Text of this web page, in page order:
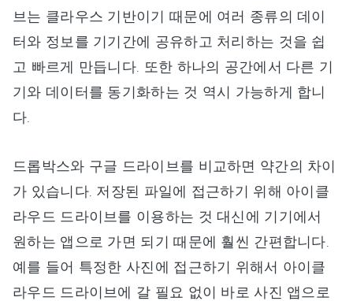
브는 클라우스 기반이기 때문에 여러 종류의 데이
터와 정보를 기기간에 공유하고 처리하는 것을 쉽
고 빠르게 만듭니다. 또한 하나의 공간에서 다른 기
기와 데이터를 동기화하는 것 역시 가능하게 합니
다.
드롭박스와 구글 드라이브를 비교하면 약간의 차이
가 있습니다. 저장된 파일에 접근하기 위해 아이클
라우드 드라이브를 이용하는 것 대신에 기기에서
원하는 앱으로 가면 되기 때문에 훨씬 간편합니다.
예를 들어 특정한 사진에 접근하기 위해서 아이클
라우드 드라이브에 갈 필요 없이 바로 사진 앱으로